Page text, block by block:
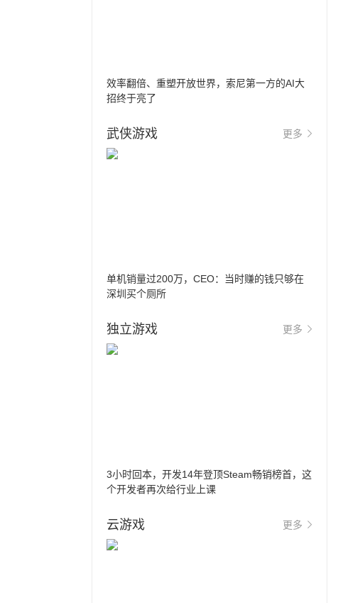
效率翻倍、重塑开放世界，索尼第一方的AI大
招终于亮了
武侠游戏 更多
单机销量过200万，CEO：当时赚的钱只够在
深圳买个厕所
独立游戏 更多
3小时回本，开发14年登顶Steam畅销榜首，这
个开发者再次给行业上课
云游戏 更多